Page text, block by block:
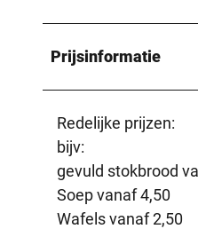
Prijsinformatie
Redelijke prijzen:
bijv:
gevuld stokbrood
Soep vanaf 4,50
Wafels vanaf 2,50